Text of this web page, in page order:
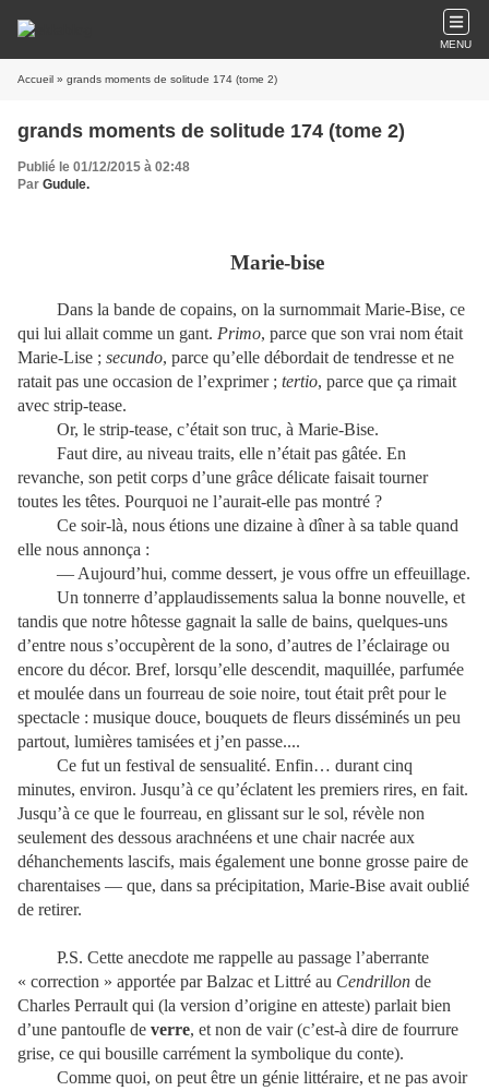
MENU
Accueil » grands moments de solitude 174 (tome 2)
grands moments de solitude 174 (tome 2)
Publié le 01/12/2015 à 02:48
Par Gudule.
Marie-bise
Dans la bande de copains, on la surnommait Marie-Bise, ce
qui lui allait comme un gant. Primo, parce que son vrai nom était
Marie-Lise ; secundo, parce qu’elle débordait de tendresse et ne
ratait pas une occasion de l’exprimer ; tertio, parce que ça rimait
avec strip-tease.
Or, le strip-tease, c’était son truc, à Marie-Bise.
Faut dire, au niveau traits, elle n’était pas gâtée. En
revanche, son petit corps d’une grâce délicate faisait tourner
toutes les têtes. Pourquoi ne l’aurait-elle pas montré ?
Ce soir-là, nous étions une dizaine à dîner à sa table quand
elle nous annonça :
— Aujourd’hui, comme dessert, je vous offre un effeuillage.
Un tonnerre d’applaudissements salua la bonne nouvelle, et
tandis que notre hôtesse gagnait la salle de bains, quelques-uns
d’entre nous s’occupèrent de la sono, d’autres de l’éclairage ou
encore du décor. Bref, lorsqu’elle descendit, maquillée, parfumée
et moulée dans un fourreau de soie noire, tout était prêt pour le
spectacle : musique douce, bouquets de fleurs disséminés un peu
partout, lumières tamisées et j’en passe....
Ce fut un festival de sensualité. Enfin… durant cinq
minutes, environ. Jusqu’à ce qu’éclatent les premiers rires, en fait.
Jusqu’à ce que le fourreau, en glissant sur le sol, révèle non
seulement des dessous arachnéens et une chair nacrée aux
déhanchements lascifs, mais également une bonne grosse paire de
charentaises — que, dans sa précipitation, Marie-Bise avait oublié
de retirer.
P.S. Cette anecdote me rappelle au passage l’aberrante
« correction » apportée par Balzac et Littré au Cendrillon de
Charles Perrault qui (la version d’origine en atteste) parlait bien
d’une pantoufle de verre, et non de vair (c’est-à dire de fourrure
grise, ce qui bousille carrément la symbolique du conte).
Comme quoi, on peut être un génie littéraire, et ne pas avoir